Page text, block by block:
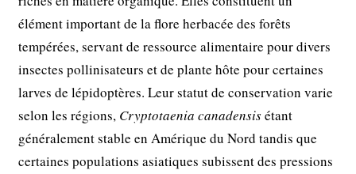
élément important de la flore herbacée des forêts
tempérées, servant de ressource alimentaire pour divers
insectes pollinisateurs et de plante hôte pour certaines
larves de lépidoptères. Leur statut de conservation varie
selon les régions, Cryptotaenia canadensisétant
généralement stable en Amérique du Nord tandis que
certaines populations asiatiques subissent des pressions